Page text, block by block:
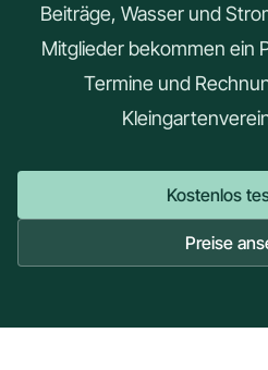
Beiträge, Wasser und
Mitglieder bekommen ein
Termine und
Kostenlos
Preise